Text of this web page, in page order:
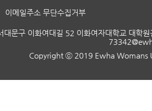
이메일주소 무단수집거부
대문구 이화여대길 52 이화여자대학교 대학
Copyright ⓒ 2019 Ewha Womans